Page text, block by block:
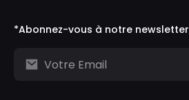
*Abonnez-vous à notre newsletter